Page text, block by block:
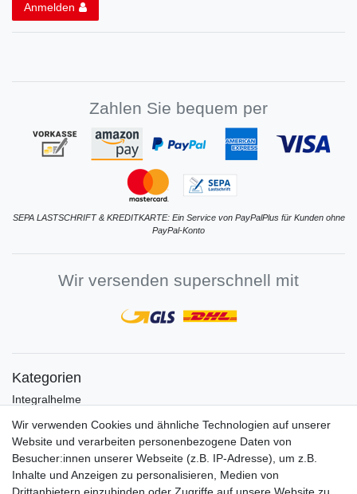
Anmelden
Zahlen Sie bequem per
SEPA LASTSCHRIFT & KREDITKARTE: Ein Service von PayPalPlus für Kunden ohne
PayPal-Konto
Wir versenden superschnell mit
Kategorien
Integralhelme
Crosshelme
Klapphelme
Zubehör/Visiere
Bluetoothhelme
Wir verwenden Cookies und ähnliche Technologien auf unserer
Website und verarbeiten personenbezogene Daten von
Besucher:innen unserer Webseite (z.B. IP-Adresse), um z.B.
Inhalte und Anzeigen zu personalisieren, Medien von